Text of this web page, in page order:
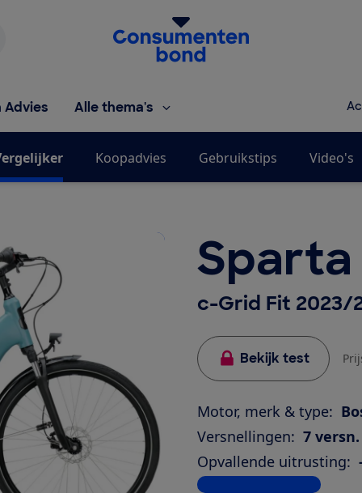
Homepage van de Consumentenbond
Advies Alle thema's
Koopadvies Gebruikstips Video's
Sparta
c-Grid Fit 2023/
Bekijk test
Motor, merk & type:
Versnellingen: 7
Opvallende uitrusting:
Bekijk alle specificaties